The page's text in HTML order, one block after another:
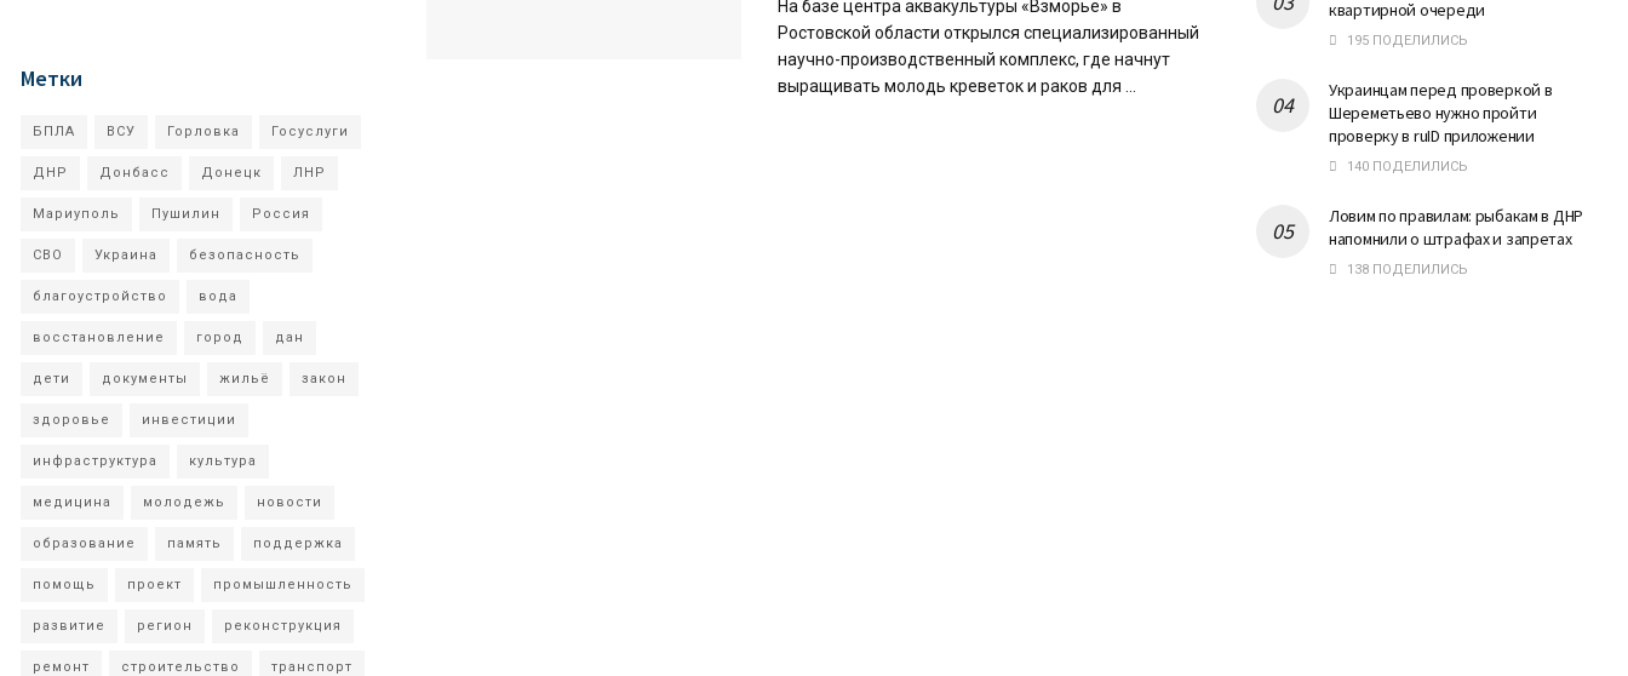
На базе центра аквакультуры «Взморье» в
Ростовской области открылся специализированный
научно-производственный комплекс, где начнут
выращивать молодь креветок и раков для ...
Метки
БПЛА ВСУ Горловка Госуслуги
ДНР Донбасс Донецк ЛНР
Мариуполь Пушилин Россия
СВО Украина безопасность
благоустройство вода
восстановление город дан
дети документы жильё закон
здоровье инвестиции
инфраструктура культура
медицина молодежь новости
образование память поддержка
помощь проект промышленность
развитие регион реконструкция
ремонт строительство транспорт
квартирной очереди
195 ПОДЕЛИЛИСЬ
Украинцам перед проверкой в
Шереметьево нужно пройти
проверку в ruID приложении
140 ПОДЕЛИЛИСЬ
Ловим по правилам: рыбакам в ДНР
напомнили о штрафах и запретах
138 ПОДЕЛИЛИСЬ